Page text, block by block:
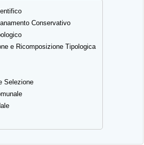
Conservativo
e Ricomposizione Tipologica
Selezione